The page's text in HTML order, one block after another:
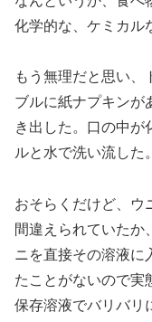
化学的な、ケミカル
もう無理だと思い、
ブルに紙ナプキンが
き出した。口の中が
ルと水で洗い流した。
おそらくだけど、ウ
間違えられていたか
ニを直接その溶液に
たことがないので実
保存溶液でバリバリ